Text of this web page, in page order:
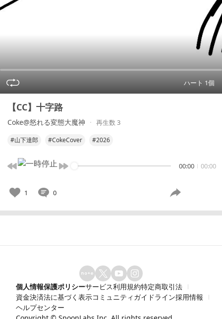
ハート 1個
【CC】十字路
Coke@怒れる変態大魔神 再生数 3
#山下達郎 #CokeCover #2026
00:00 00:00
1 0
個人情報保護ポリシーサービス利用規約特定商取引法
資金決済法に基づく表示コミュニティガイドライン採用情報
ヘルプセンター